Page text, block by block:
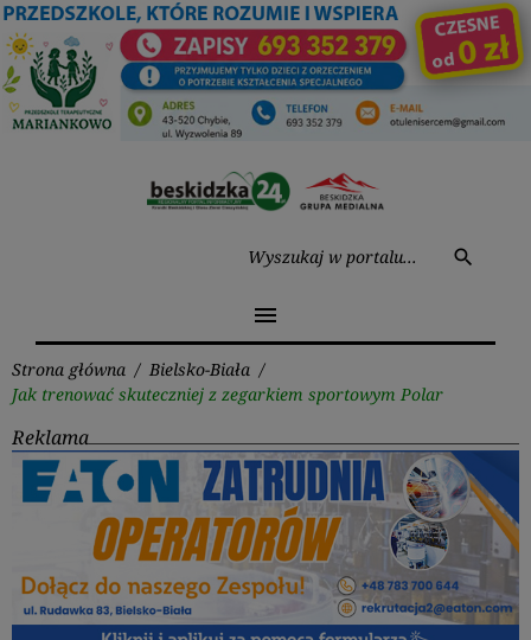
Przejdź
do
treści
search
menu
Strona główna / Bielsko-Biała /
Jak trenować skuteczniej z zegarkiem sportowym Polar
Reklama